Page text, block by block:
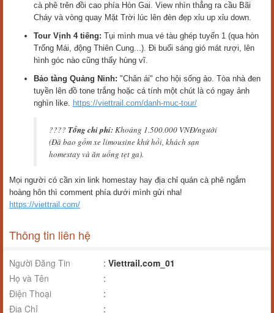
cà phê trên đồi cao phía Hòn Gai. View nhìn thẳng ra cầu Bãi
Cháy và vòng quay Mặt Trời lúc lên đèn đẹp xỉu up xỉu down.
Tour Vịnh 4 tiếng: Tụi mình mua vé tàu ghép tuyến 1 (qua hòn
Trống Mái, động Thiên Cung...). Đi buổi sáng gió mát rượi, lên
hình góc nào cũng thấy hùng vĩ.
Bảo tàng Quảng Ninh: "Chân ái" cho hội sống ảo. Tòa nhà đen
tuyền lên đồ tone trắng hoặc cá tính một chút là có ngay ảnh
nghìn like. https://viettrail.com/danh-muc-tour/
???? Tổng chi phí:Khoảng 1.500.000 VNĐ/người
(Đã bao gồm xe limousine khứ hồi, khách sạn
homestay và ăn uống tẹt ga).
Mọi người có cần xin link homestay hay địa chỉ quán cà phê ngắm
hoàng hôn thì comment phía dưới mình gửi nha!
https://viettrail.com/
Thông tin liên hệ
Người Đăng Tin : Viettrail.com_01
Họ và Tên
:
Điện Thoại
:
Địa Chỉ
: